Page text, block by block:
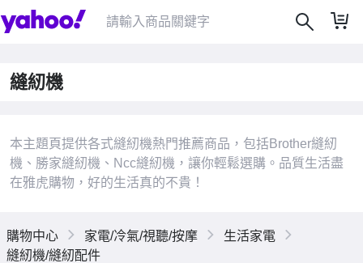
縫紉機
本主題頁提供各式縫紉機熱門推薦商品，包括Brother縫紉
機、勝家縫紉機、Ncc縫紉機，讓你輕鬆選購。品質生活盡
在雅虎購物，好的生活真的不貴！
購物中心 家電/冷氣/視聽/按摩
生活家電
縫紉機/縫紉配件